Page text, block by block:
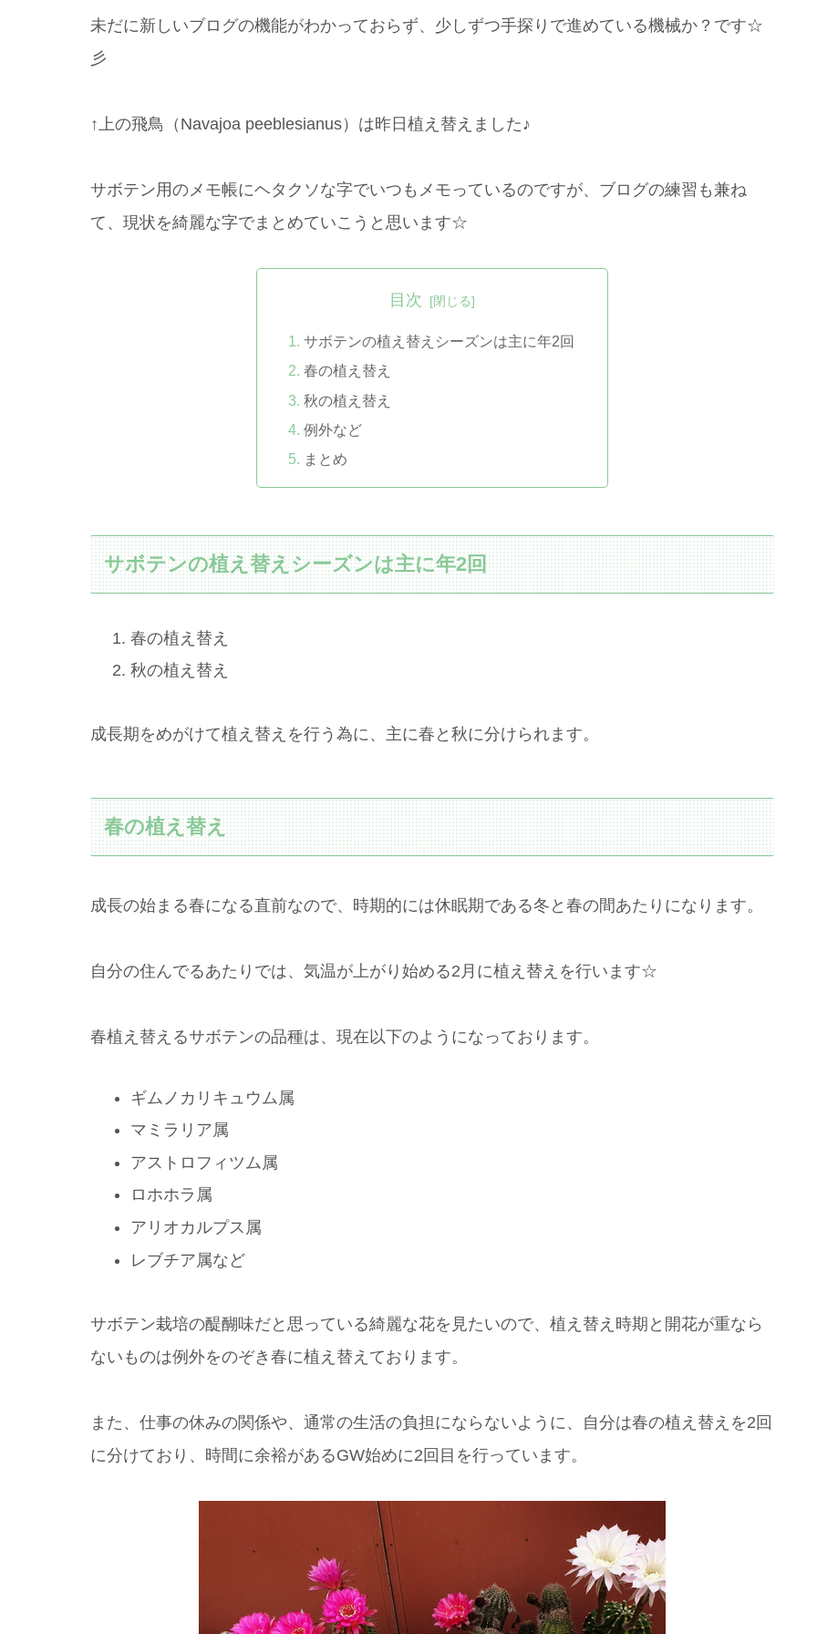
未だに新しいブログの機能がわかっておらず、少しずつ手探りで進めている機械か？です☆
彡
↑上の飛鳥（Navajoa peeblesianus）は昨日植え替えました♪
サボテン用のメモ帳にヘタクソな字でいつもメモっているのですが、ブログの練習も兼ね
て、現状を綺麗な字でまとめていこうと思います☆
目次
サボテンの植え替えシーズンは主に年2回
春の植え替え
秋の植え替え
例外など
まとめ
サボテンの植え替えシーズンは主に年2回
春の植え替え
秋の植え替え
成長期をめがけて植え替えを行う為に、主に春と秋に分けられます。
春の植え替え
成長の始まる春になる直前なので、時期的には休眠期である冬と春の間あたりになります。
自分の住んでるあたりでは、気温が上がり始める2月に植え替えを行います☆
春植え替えるサボテンの品種は、現在以下のようになっております。
ギムノカリキュウム属
マミラリア属
アストロフィツム属
ロホホラ属
アリオカルプス属
レブチア属など
サボテン栽培の醍醐味だと思っている綺麗な花を見たいので、植え替え時期と開花が重なら
ないものは例外をのぞき春に植え替えております。
また、仕事の休みの関係や、通常の生活の負担にならないように、自分は春の植え替えを2回
に分けており、時間に余裕があるGW始めに2回目を行っています。